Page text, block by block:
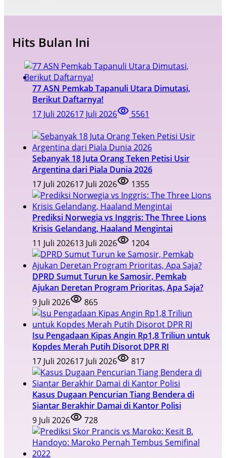
Hits Bulan Ini
77 ASN Pemkab Tapanuli Utara Dimutasi,
Berikut Daftarnya!
17 Juli 202617 Juli 2026 5561
Sebanyak 18 Juta Orang Teken Petisi Usir
Argentina dari Piala Dunia 2026
17 Juli 202617 Juli 2026 1355
Prediksi Norwegia vs Inggris: The Three Lions
Krisis Gelandang, Haaland Mengintai
11 Juli 202613 Juli 2026 1204
DPRD Sumut Turun ke Samosir, Pemkab
Ajukan Deretan Program Prioritas, Apa Saja?
9 Juli 2026
865
Isu Pengadaan Kipas Angin Rp1,8 Triliun untuk
Kopdes Merah Putih Disorot DPR RI
17 Juli 202617 Juli 2026 817
Kasus Dugaan Pencurian Tiang Bendera di
Siantar Berakhir Damai di Kantor Polisi
9 Juli 2026
728